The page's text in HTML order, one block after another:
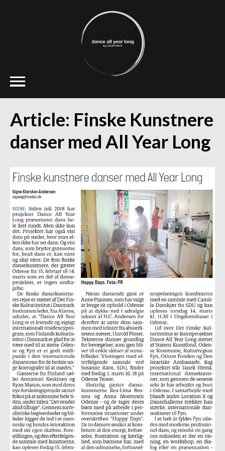
Article: Finske Kunstnere
danser med All Year Long